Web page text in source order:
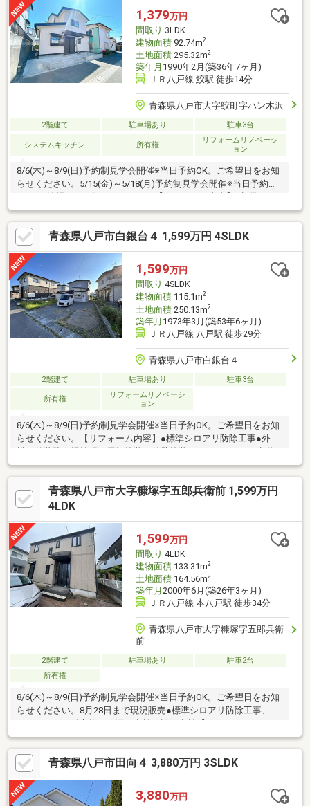
の詳細を知りたい方は【資料請求・お問合せ】よりお気軽にお問
合せくださいませ♪
1,379万円
間取り 3LDK
建物面積92.74m2
土地面積295.32m2
築年月 1990年2月(築36年7ヶ月)
ＪＲ八戸線 鮫駅 徒歩14分
青森県八戸市大字鮫町字ハン木沢
2階建て 駐車場あり 駐車3台
システムキッチン 所有権
リフォームリノベーシ
ョン
8/6(木)～8/9(日)予約制見学会開催※当日予約OK。ご希望日をお知
らせください。5/15(金)～5/18(月)予約制見学会開催※当日予約
アリ防除工事●外構・外装駐車場拡張、屋根塗装、外壁塗装●ライ
フライン浄化槽交換●水回りシステムキッチン交換、ユニットバ
ス交換、トイレ交換、洗面化粧台交換●内装間取変更、玄関扉交
換、室内ドア交換、床材上張り、シューズボックス交換、クロス
張替え、インターホン設置、火災警報器設置、照明器具交換
青森県八戸市白銀台４ 1,599万円 4SLDK
1,599万円
間取り 4SLDK
建物面積115.1m2
土地面積250.13m2
築年月 1973年3月(築53年6ヶ月)
ＪＲ八戸線 八戸駅 徒歩29分
青森県八戸市白銀台４
2階建て 駐車場あり 駐車3台
所有権
リフォームリノベーシ
ョン
8/6(木)～8/9(日)予約制見学会開催※当日予約OK。ご希望日をお知
らせください。【リフォーム内容】●標準シロアリ防除工事●外
接続工事●水回りシステムキッチン交換、ユニットバス交換、ト
イレ交換、洗面化粧台交換●内装間取変更、玄関扉交換、室内ド
ア交換、床材上張り、シューズボックス交換、クロス張替え、イ
ンターホン設置、火災警報器設置、照明器具交換【おすすめポイ
雨漏り、構造上主要な部分の欠陥や・腐食、給排水管の故障や漏
水についてお引渡しより２年間保証
青森県八戸市大字糠塚字五郎兵衛前 1,599万円
4LDK
1,599万円
間取り 4LDK
建物面積133.31m2
土地面積164.56m2
築年月 2000年6月(築26年3ヶ月)
ＪＲ八戸線 本八戸駅 徒歩34分
青森県八戸市大字糠塚字五郎兵衛
前
2階建て 駐車場あり
駐車2台
所有権
8/6(木)～8/9(日)予約制見学会開催※当日予約OK。ご希望日をお知
らせください。8月28日まで現況販売●標準シロアリ防除工事、ク
ト】・本物件は条件により住宅ローン減税が適用されます。・雨
漏り、構造上主要な部分の欠陥や・腐食、給排水管の故障や漏水
についてお引渡しより２年間保証・シロアリ防除工事施工後5年間
保証・お客様に合わせたローンの組み方や金融機関をご提案。住
宅ローンが初めての方でもお気軽にご相談ください【周辺施
設】・八戸市立長者小学校800ｍ（徒歩12分）・八戸市立長
青森県八戸市田向４ 3,880万円 3SLDK
3,880万円